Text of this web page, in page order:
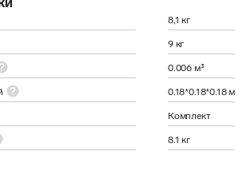
8,1 кг
9 кг
0.006 м³
0.18*0.18*0.18 м
Комплект
8.1 кг